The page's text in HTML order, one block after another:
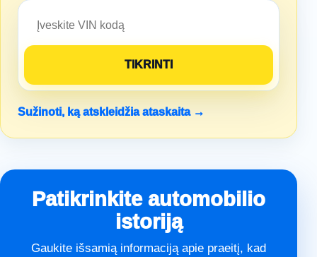
Sužinoti, ką atskleidžia ataskaita →
Patikrinkite automobilio
istoriją
Gaukite išsamią informaciją apie praeitį, kad